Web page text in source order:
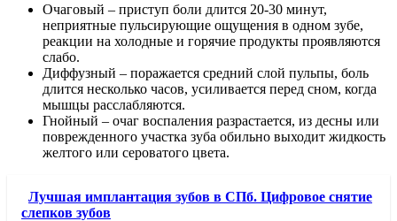
Очаговый – приступ боли длится 20-30 минут,
неприятные пульсирующие ощущения в одном зубе,
реакции на холодные и горячие продукты проявляются
слабо.
Диффузный – поражается средний слой пульпы, боль
длится несколько часов, усиливается перед сном, когда
мышцы расслабляются.
Гнойный – очаг воспаления разрастается, из десны или
поврежденного участка зуба обильно выходит жидкость
желтого или сероватого цвета.
Лучшая имплантация зубов в СПб. Цифровое снятие
слепков зубов